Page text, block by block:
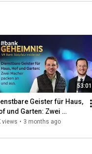
53:01
Geister für Haus,
und Garten: Zwei
packen an und aus.
views • 3 months ago